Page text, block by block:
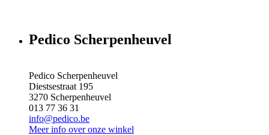
Pedico Scherpenheuvel
Pedico Scherpenheuvel
Diestsestraat 195
3270 Scherpenheuvel
013 77 36 31
info@pedico.be
Meer info over onze winkel